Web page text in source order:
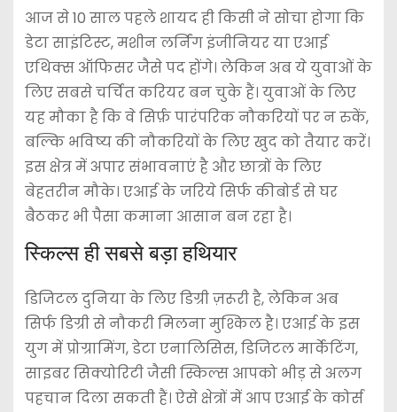
आज से 10 साल पहले शायद ही किसी ने सोचा होगा कि
डेटा साइंटिस्ट, मशीन लर्निंग इंजीनियर या एआई
एथिक्स ऑफिसर जैसे पद होंगे। लेकिन अब ये युवाओं के
लिए सबसे चर्चित करियर बन चुके हैं। युवाओं के लिए
यह मौका है कि वे सिर्फ़ पारंपरिक नौकरियों पर न रुकें,
बल्कि भविष्य की नौकरियों के लिए खुद को तैयार करें।
इस क्षेत्र में अपार संभावनाएं है और छात्रों के लिए
बेहतरीन मौके। एआई के जरिये सिर्फ कीबोर्ड से घर
बैठकर भी पैसा कमाना आसान बन रहा है।
स्किल्स ही सबसे बड़ा हथियार
डिजिटल दुनिया के लिए डिग्री ज़रूरी है, लेकिन अब
सिर्फ डिग्री से नौकरी मिलना मुश्किल है। एआई के इस
युग में प्रोग्रामिंग, डेटा एनालिसिस, डिजिटल मार्केटिंग,
साइबर सिक्योरिटी जैसी स्किल्स आपको भीड़ से अलग
पहचान दिला सकती हैं। ऐसे क्षेत्रों में आप एआई के कोर्स